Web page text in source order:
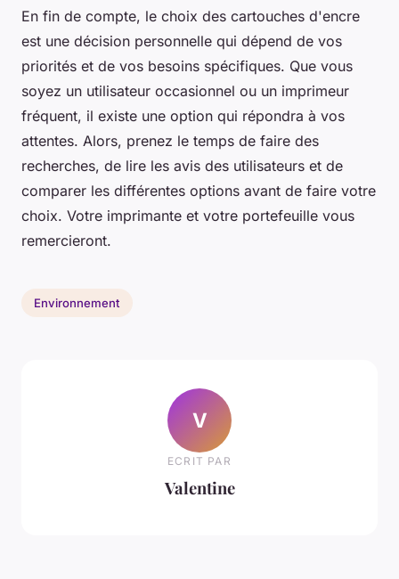
En fin de compte, le choix des cartouches d'encre
est une décision personnelle qui dépend de vos
priorités et de vos besoins spécifiques. Que vous
soyez un utilisateur occasionnel ou un imprimeur
fréquent, il existe une option qui répondra à vos
attentes. Alors, prenez le temps de faire des
recherches, de lire les avis des utilisateurs et de
comparer les différentes options avant de faire votre
choix. Votre imprimante et votre portefeuille vous
remercieront.
Environnement
V
ECRIT PAR
Valentine